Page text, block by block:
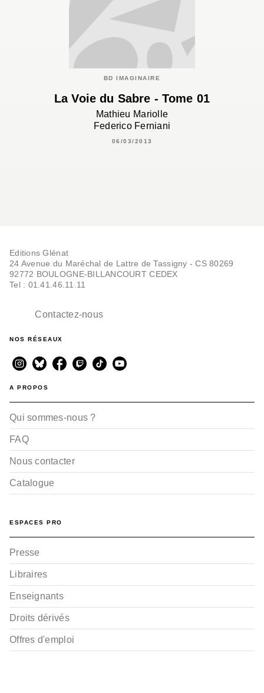
BD IMAGINAIRE
La Voie du Sabre - Tome 01
Mathieu Mariolle
Federico Ferniani
06/03/2013
Editions Glénat
24 Avenue du Maréchal de Lattre de Tassigny - CS 80269
92772 BOULOGNE-BILLANCOURT CEDEX
Tel : 01.41.46.11.11
Contactez-nous
NOS RÉSEAUX
A PROPOS
Qui sommes-nous ?
FAQ
Nous contacter
Catalogue
ESPACES PRO
Presse
Libraires
Enseignants
Droits dérivés
Offres d'emploi